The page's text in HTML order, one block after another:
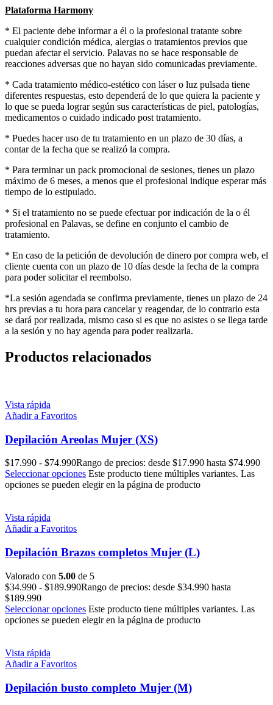
Plataforma Harmony
* El paciente debe informar a él o la profesional tratante sobre
cualquier condición médica, alergias o tratamientos previos que
puedan afectar el servicio. Palavas no se hace responsable de
reacciones adversas que no hayan sido comunicadas previamente.
* Cada tratamiento médico-estético con láser o luz pulsada tiene
diferentes respuestas, esto dependerá de lo que quiera la paciente y
lo que se pueda lograr según sus características de piel, patologías,
medicamentos o cuidado indicado post tratamiento.
* Puedes hacer uso de tu tratamiento en un plazo de 30 días, a
contar de la fecha que se realizó la compra.
* Para terminar un pack promocional de sesiones, tienes un plazo
máximo de 6 meses, a menos que el profesional indique esperar más
tiempo de lo estipulado.
* Si el tratamiento no se puede efectuar por indicación de la o él
profesional en Palavas, se define en conjunto el cambio de
tratamiento.
* En caso de la petición de devolución de dinero por compra web, el
cliente cuenta con un plazo de 10 días desde la fecha de la compra
para poder solicitar el reembolso.
*La sesión agendada se confirma previamente, tienes un plazo de 24
hrs previas a tu hora para cancelar y reagendar, de lo contrario esta
se dará por realizada, mismo caso si es que no asistes o se llega tarde
a la sesión y no hay agenda para poder realizarla.
Productos relacionados
Vista rápida
Añadir a Favoritos
Depilación Areolas Mujer (XS)
$17.990 - $74.990Rango de precios: desde $17.990 hasta $74.990
Seleccionar opciones Este producto tiene múltiples variantes. Las
opciones se pueden elegir en la página de producto
Vista rápida
Añadir a Favoritos
Depilación Brazos completos Mujer (L)
Valorado con 5.00 de 5
$34.990 - $189.990Rango de precios: desde $34.990 hasta
$189.990
Seleccionar opciones Este producto tiene múltiples variantes. Las
opciones se pueden elegir en la página de producto
Vista rápida
Añadir a Favoritos
Depilación busto completo Mujer (M)